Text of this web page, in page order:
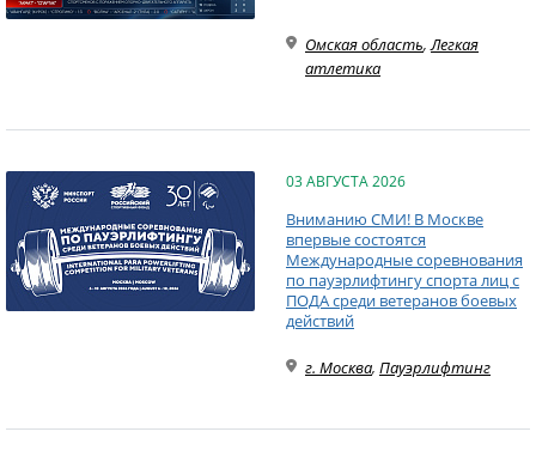
Омская область,Легкая
атлетика
03 АВГУСТА 2026
Вниманию СМИ! В Москве
впервые состоятся
Международные соревнования
по пауэрлифтингу спорта лиц с
ПОДА среди ветеранов боевых
действий
г. Москва, Пауэрлифтинг